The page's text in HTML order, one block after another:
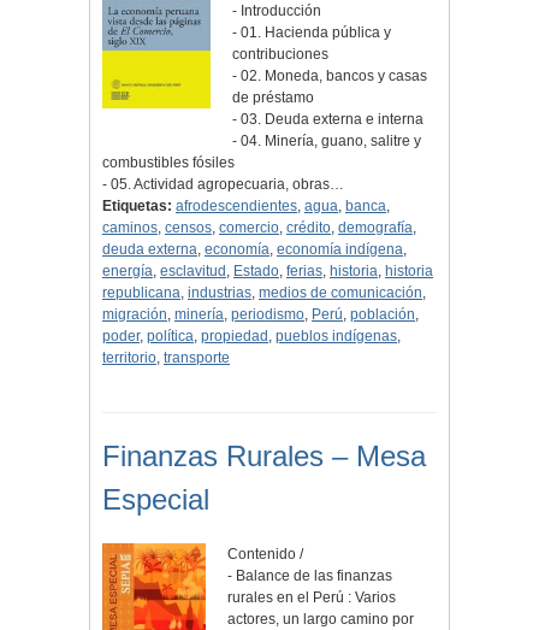
- Introducción
- 01. Hacienda pública y
contribuciones
- 02. Moneda, bancos y casas
de préstamo
- 03. Deuda externa e interna
- 04. Minería, guano, salitre y
combustibles fósiles
- 05. Actividad agropecuaria, obras…
Etiquetas: afrodescendientes, agua, banca,
caminos, censos, comercio, crédito, demografía,
deuda externa, economía, economía indígena,
energía, esclavitud , Estado, ferias, historia, historia
republicana, industrias, medios de comunicación,
migración, minería, periodismo, Perú, población,
poder, política, propiedad , pueblos indígenas,
territorio, transporte
Finanzas Rurales – Mesa
Especial
Contenido /
- Balance de las finanzas
rurales en el Perú : Varios
actores, un largo camino por